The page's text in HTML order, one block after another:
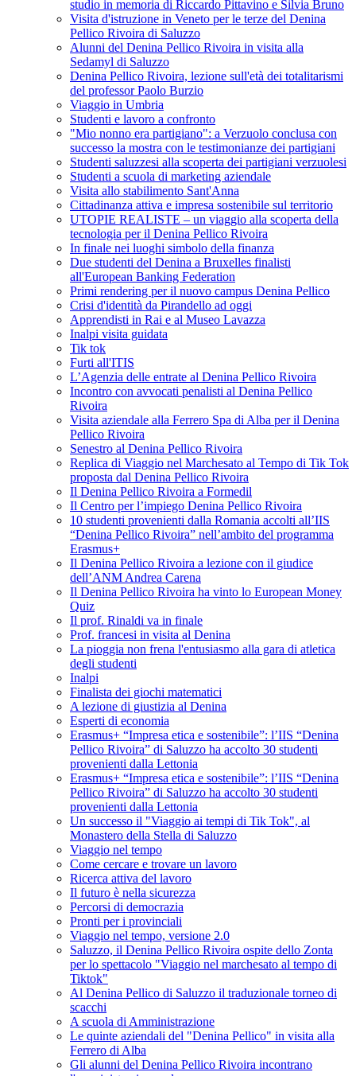
studio in memoria di Riccardo Pittavino e Silvia Bruno
Visita d'istruzione in Veneto per le terze del Denina
Pellico Rivoira di Saluzzo
Alunni del Denina Pellico Rivoira in visita alla
Sedamyl di Saluzzo
Denina Pellico Rivoira, lezione sull'età dei totalitarismi
del professor Paolo Burzio
Viaggio in Umbria
Studenti e lavoro a confronto
"Mio nonno era partigiano": a Verzuolo conclusa con
successo la mostra con le testimonianze dei partigiani
Studenti saluzzesi alla scoperta dei partigiani verzuolesi
Studenti a scuola di marketing aziendale
Visita allo stabilimento Sant'Anna
Cittadinanza attiva e impresa sostenibile sul territorio
UTOPIE REALISTE – un viaggio alla scoperta della
tecnologia per il Denina Pellico Rivoira
In finale nei luoghi simbolo della finanza
Due studenti del Denina a Bruxelles finalisti
all'European Banking Federation
Primi rendering per il nuovo campus Denina Pellico
Crisi d'identità da Pirandello ad oggi
Apprendisti in Rai e al Museo Lavazza
Inalpi visita guidata
Tik tok
Furti all'ITIS
L’Agenzia delle entrate al Denina Pellico Rivoira
Incontro con avvocati penalisti al Denina Pellico
Rivoira
Visita aziendale alla Ferrero Spa di Alba per il Denina
Pellico Rivoira
Senestro al Denina Pellico Rivoira
Replica di Viaggio nel Marchesato al Tempo di Tik Tok
proposta dal Denina Pellico Rivoira
Il Denina Pellico Rivoira a Formedil
Il Centro per l’impiego Denina Pellico Rivoira
10 studenti provenienti dalla Romania accolti all’IIS
“Denina Pellico Rivoira” nell’ambito del programma
Erasmus+
Il Denina Pellico Rivoira a lezione con il giudice
dell’ANM Andrea Carena
Il Denina Pellico Rivoira ha vinto lo European Money
Quiz
Il prof. Rinaldi va in finale
Prof. francesi in visita al Denina
La pioggia non frena l'entusiasmo alla gara di atletica
degli studenti
Inalpi
Finalista dei giochi matematici
A lezione di giustizia al Denina
Esperti di economia
Erasmus+ “Impresa etica e sostenibile”: l’IIS “Denina
Pellico Rivoira” di Saluzzo ha accolto 30 studenti
provenienti dalla Lettonia
Erasmus+ “Impresa etica e sostenibile”: l’IIS “Denina
Pellico Rivoira” di Saluzzo ha accolto 30 studenti
provenienti dalla Lettonia
Un successo il "Viaggio ai tempi di Tik Tok", al
Monastero della Stella di Saluzzo
Viaggio nel tempo
Come cercare e trovare un lavoro
Ricerca attiva del lavoro
Il futuro è nella sicurezza
Percorsi di democrazia
Pronti per i provinciali
Viaggio nel tempo, versione 2.0
Saluzzo, il Denina Pellico Rivoira ospite dello Zonta
per lo spettacolo "Viaggio nel marchesato al tempo di
Tiktok"
Al Denina Pellico di Saluzzo il traduzionale torneo di
scacchi
A scuola di Amministrazione
Le quinte aziendali del "Denina Pellico" in visita alla
Ferrero di Alba
Gli alunni del Denina Pellico Rivoira incontrano